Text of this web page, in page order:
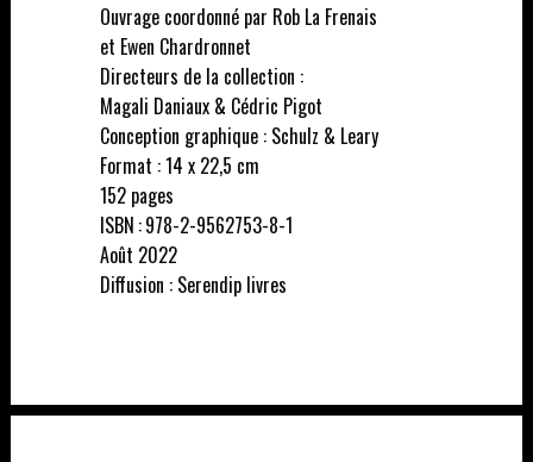
Ouvrage coordonné par Rob La Frenais
et Ewen Chardronnet
Directeurs de la collection :
Magali Daniaux & Cédric Pigot
Conception graphique : Schulz & Leary
Format : 14 x 22,5 cm
152 pages
ISBN : 978-2-9562753-8-1
Août 2022
Diffusion : Serendip livres